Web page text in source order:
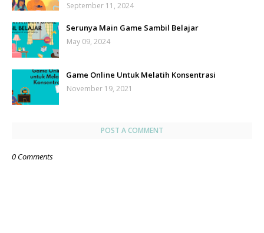
September 11, 2024
Serunya Main Game Sambil Belajar
May 09, 2024
Game Online Untuk Melatih Konsentrasi
November 19, 2021
POST A COMMENT
0 Comments